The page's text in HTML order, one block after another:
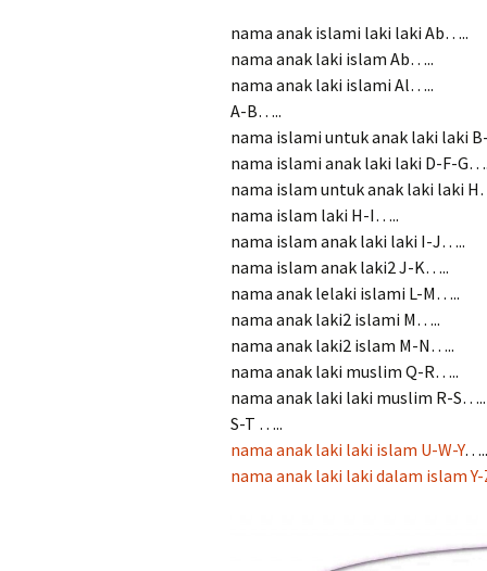
nama anak islami laki laki Ab…..
nama anak laki islam Ab…..
nama anak laki islami Al…..
A-B…..
nama islami untuk anak laki laki
nama islami anak laki laki D-F-
nama islam untuk anak laki laki
nama islam laki H-I…..
nama islam anak laki laki I-J…..
nama islam anak laki2 J-K…..
nama anak lelaki islami L-M…..
nama anak laki2 islami M…..
nama anak laki2 islam M-N…..
nama anak laki muslim Q-R…..
nama anak laki laki muslim R-S…..
S-T …..
nama anak laki laki islam U-W-Y…..
nama anak laki laki dalam islam Y-